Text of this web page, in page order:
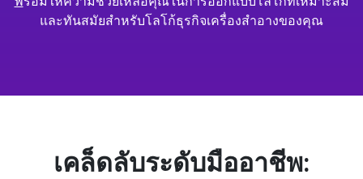
และทันสมัยสำหรับโลโก้ธุรกิจเครื่องสำอางของคุณ
เคล็ดลับระดับมืออาชีพ: